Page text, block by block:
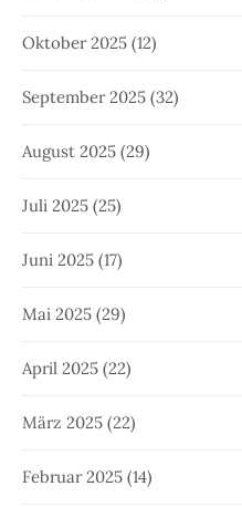
Oktober 2025 (12)
September 2025 (32)
August 2025 (29)
Juli 2025 (25)
Juni 2025 (17)
Mai 2025 (29)
April 2025 (22)
März 2025 (22)
Februar 2025 (14)